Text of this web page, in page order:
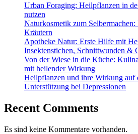
Urban Foraging: Heilpflanzen in
nutzen
Naturkosmetik zum
Kräutern
Apotheke Natur: Erste Hilfe mit
Insektenstichen, Schnittwunden &
Von der Wiese in die Küche:
mit heilender Wirkung
Heilpflanzen und ihre Wirkung auf
Unterstützung bei Depressionen
Recent Comments
Es sind keine Kommentare vorhanden.